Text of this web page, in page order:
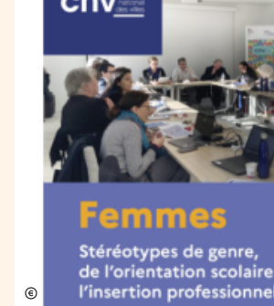
[Publication]
stéréotype de
l’orientation
l’insertion
Économie, emploi et commerces